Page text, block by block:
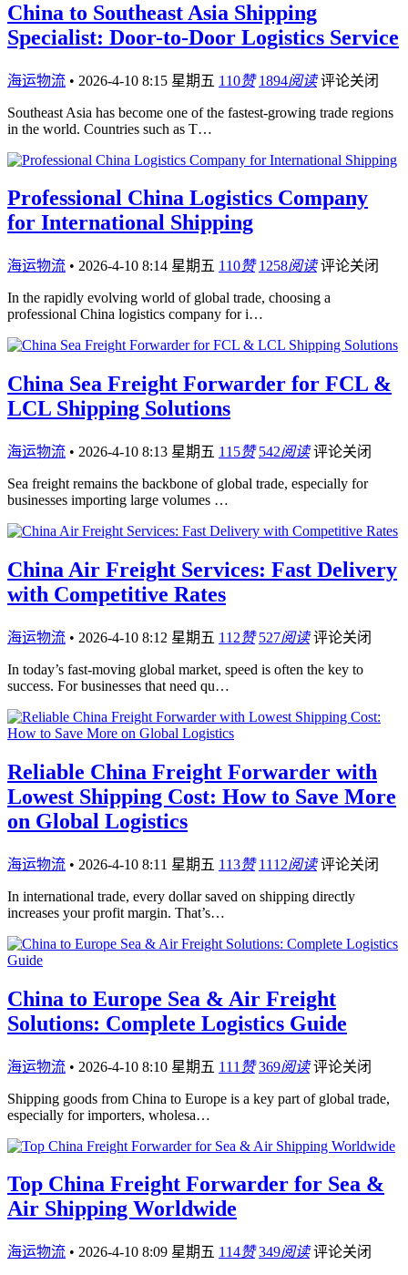
China to Southeast Asia Shipping
Specialist: Door-to-Door Logistics Service
海运物流 • 2026-4-10 8:15 星期五 110赞 1894阅读 评论关闭
Southeast Asia has become one of the fastest-growing trade regions
in the world. Countries such as T…
Professional China Logistics Company
for International Shipping
海运物流 • 2026-4-10 8:14 星期五 110赞 1258阅读 评论关闭
In the rapidly evolving world of global trade, choosing a
professional China logistics company for i…
China Sea Freight Forwarder for FCL &
LCL Shipping Solutions
海运物流 • 2026-4-10 8:13 星期五 115赞 542阅读 评论关闭
Sea freight remains the backbone of global trade, especially for
businesses importing large volumes …
China Air Freight Services: Fast Delivery
with Competitive Rates
海运物流 • 2026-4-10 8:12 星期五 112赞 527阅读 评论关闭
In today’s fast-moving global market, speed is often the key to
success. For businesses that need qu…
Reliable China Freight Forwarder with
Lowest Shipping Cost: How to Save More
on Global Logistics
海运物流 • 2026-4-10 8:11 星期五 113赞 1112阅读 评论关闭
In international trade, every dollar saved on shipping directly
increases your profit margin. That’s…
China to Europe Sea & Air Freight
Solutions: Complete Logistics Guide
海运物流 • 2026-4-10 8:10 星期五 111 赞 369阅读 评论关闭
Shipping goods from China to Europe is a key part of global trade,
especially for importers, wholesa…
Top China Freight Forwarder for Sea &
Air Shipping Worldwide
海运物流 • 2026-4-10 8:09 星期五 114赞 349阅读 评论关闭